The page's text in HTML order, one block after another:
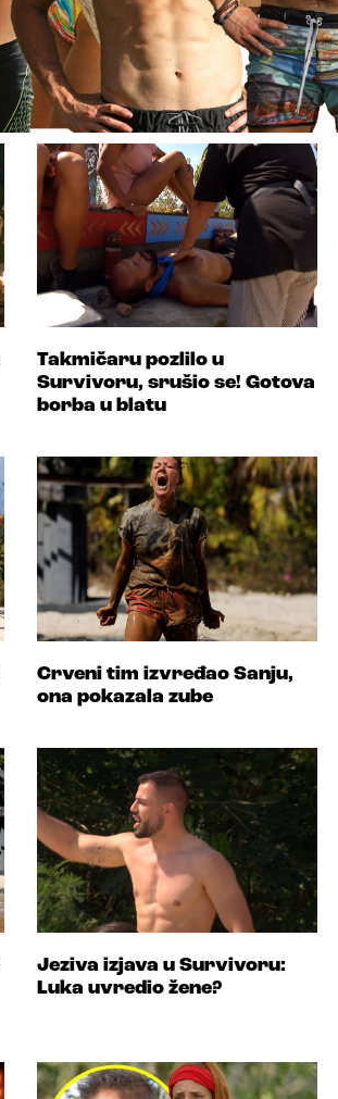
Takmičaru pozlilo u
Survivoru, srušio se! Gotova
borba u blatu
Crveni tim izvređao Sanju,
ona pokazala zube
Jeziva izjava u Survivoru:
Luka uvredio žene?